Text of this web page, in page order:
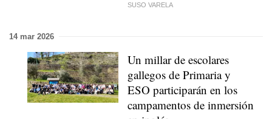
SUSO VARELA
14 mar 2026
Un millar de escolares
gallegos de Primaria y
ESO participarán en los
campamentos de inmersión